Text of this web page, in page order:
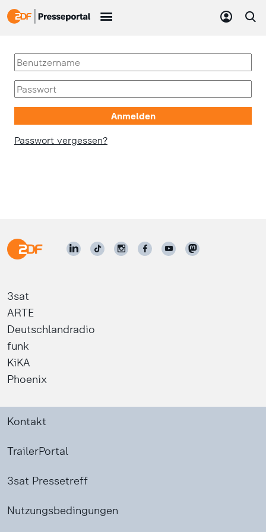
Passwort vergessen?
3sat
ARTE
Deutschlandradio
funk
KiKA
Phoenix
Kontakt
TrailerPortal
3sat Pressetreff
Nutzungsbedingungen